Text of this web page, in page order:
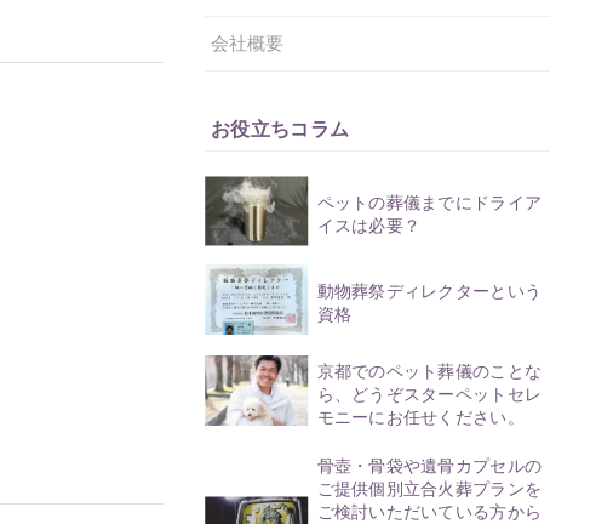
会社概要
お役立ちコラム
ペットの葬儀までにドライア
イスは必要？
動物葬祭ディレクターという
資格
京都でのペット葬儀のことな
ら、どうぞスターペットセレ
モニーにお任せください。
骨壺・骨袋や遺骨カプセルの
ご提供個別立合火葬プランを
ご検討いただいている方から